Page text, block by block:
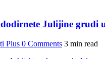
Julijine grudi
Plus 0 Comments 3 min read